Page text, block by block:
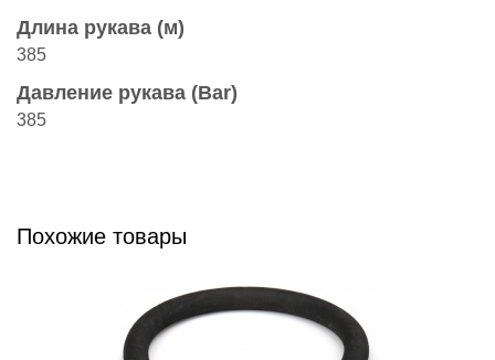
Длина рукава (м)
385
Давление рукава (Bar)
385
Похожие товары